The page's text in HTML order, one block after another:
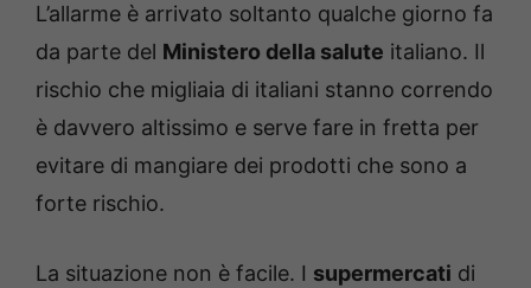
L’allarme è arrivato soltanto qualche giorno fa
da parte del Ministero della salute italiano. Il
rischio che migliaia di italiani stanno correndo
è davvero altissimo e serve fare in fretta per
evitare di mangiare dei prodotti che sono a
forte rischio.
La situazione non è facile. I supermercati di